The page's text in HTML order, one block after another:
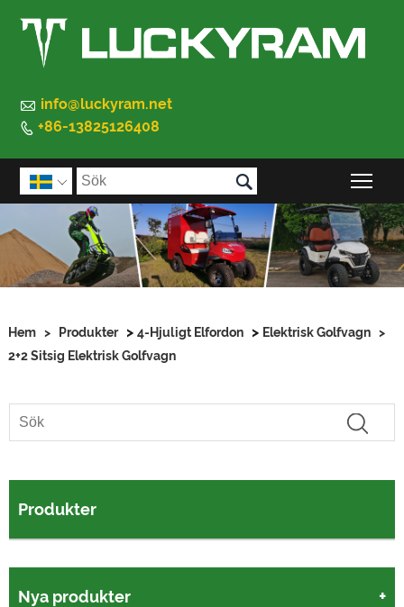
 info@luckyram.net
 +86-13825126408
 
Hem > Produkter > 4-Hjuligt Elfordon > Elektrisk Golfvagn >
2+2 Sitsig Elektrisk Golfvagn
Produkter
Nya produkter